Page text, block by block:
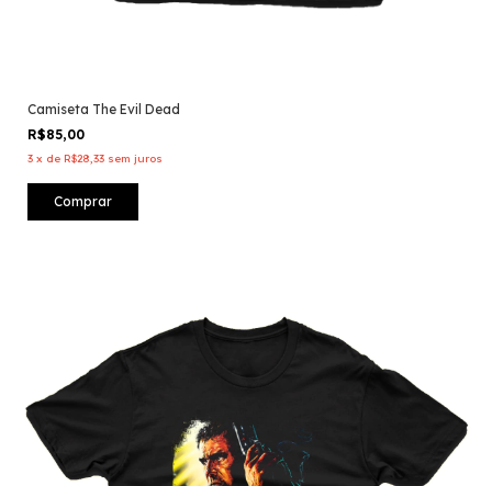
Camiseta The Evil Dead
R$85,00
3 x de R$28,33 sem juros
Comprar